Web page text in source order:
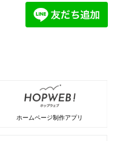
ホームページ制作アプリ